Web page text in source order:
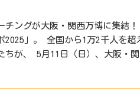
チングが大阪・関西万博に集結
2025」。 全国から1万2千人を超
ちが、 5月11日（日）、大阪・